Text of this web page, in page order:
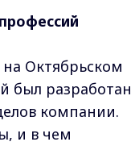
Октябрьском
был разработан
компании.
и в чем